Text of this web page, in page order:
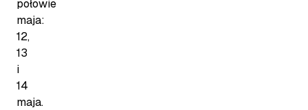
połowie
maja:
12,
13
i
14
maja.